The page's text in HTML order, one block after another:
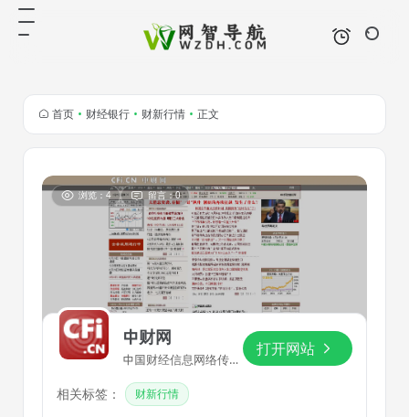
首页 • 财经银行 • 财新行情 • 正文
浏览：4 留言：0
中财网
中国财经信息网络传
全面及时的财经新闻、
股票、新股发行、数
打开网站
相关标签： 财新行情